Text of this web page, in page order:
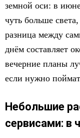
земной оси: в
чуть больше
разница между
днём составляет
вечерние планы
если нужно
Небольшие
сервисами: в